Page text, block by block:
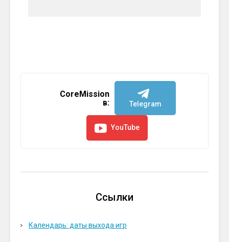
CoreMission
в:
Telegram
YouTube
Ссылки
Календарь: даты выхода игр